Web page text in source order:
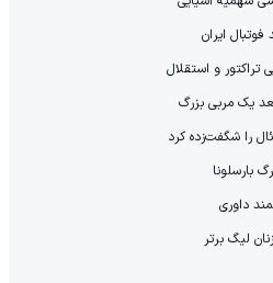
ایران
و استقلال
یک مربی بزرگ
را شگفت‌زده کرد
بارسلونا
داوری
لیگ برتر